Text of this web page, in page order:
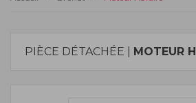
PIÈCE DÉTACHÉE | MOTEUR